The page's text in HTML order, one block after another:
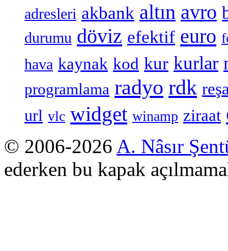
adresleri akbank altın avro
durumu döviz efektif euro
hava kaynak kod kur kurlar
programlama radyo rdk
url vlc widget winamp ziraat
© 2006-2026 A. Nâsır
ederken bu kapak